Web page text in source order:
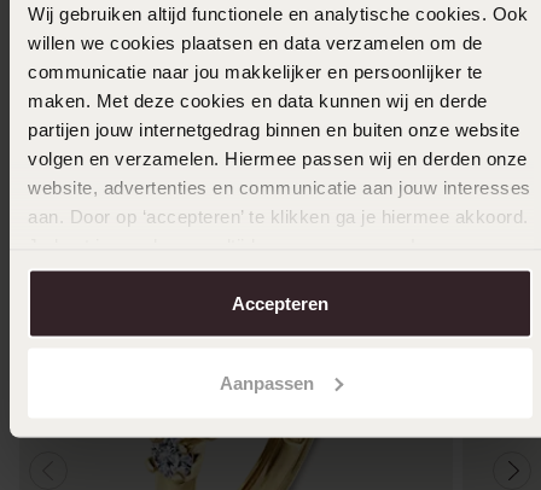
Wij gebruiken altijd functionele en analytische cookies. Ook
willen we cookies plaatsen en data verzamelen om de
communicatie naar jou makkelijker en persoonlijker te
maken. Met deze cookies en data kunnen wij en derde
partijen jouw internetgedrag binnen en buiten onze website
volgen en verzamelen. Hiermee passen wij en derden onze
website, advertenties en communicatie aan jouw interesses
aan. Door op ‘accepteren’ te klikken ga je hiermee akkoord.
over in onscookiebeleid.
Accepteren
Aanpassen
Größe auswählen und bestellen
Das könnte dir gefallen